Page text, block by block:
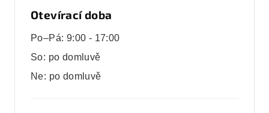
Otevírací doba
Po–Pá: 9:00 - 17:00
So: po domluvě
Ne: po domluvě